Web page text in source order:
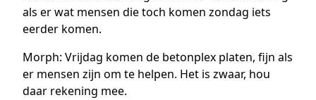
als er wat mensen die toch komen zondag iets
eerder komen.
Morph: Vrijdag komen de betonplex platen, fijn als
er mensen zijn om te helpen. Het is zwaar, hou
daar rekening mee.